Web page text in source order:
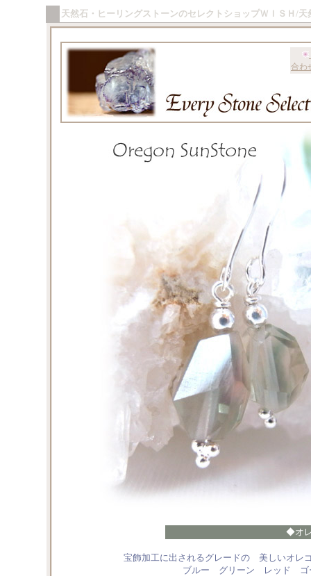
天然石・ヒーリングストーンのセレクトショップＷＩＳＨ/
合わ
◆オ
宝飾加工に出されるグレードの 美しいオレ
ブルー グリーン レッド ゴー